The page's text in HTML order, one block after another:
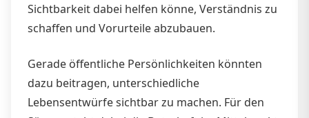
Sichtbarkeit dabei helfen könne, Verständnis zu
schaffen und Vorurteile abzubauen.
Gerade öffentliche Persönlichkeiten könnten
dazu beitragen, unterschiedliche
Lebensentwürfe sichtbar zu machen. Für den